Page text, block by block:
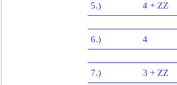
5.) 4 + ZZ
6.) 4
7.) 3 + ZZ